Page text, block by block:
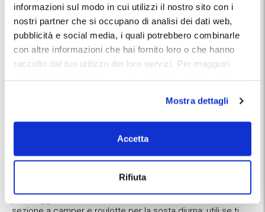
informazioni sul modo in cui utilizzi il nostro sito con i
nostri partner che si occupano di analisi dei dati web,
pubblicità e social media, i quali potrebbero combinarle
con altre informazioni che hai fornito loro o che hanno
raccolto dal tuo utilizzo dei loro servizi. Per maggiori
Mostra dettagli
Accetta
Rifiuta
parcheggi di Bari e prenotare il posto in anticipo.
Salento in camper: le tappe e dove
sostare
giugno a settembre la richiesta di sosta supera l'offerta nei
Il centro barocco si visita solo a piedi. Le aree attrezzate
per camper si trovano quasi tutte fuori città, nella fascia dei
15-20 minuti d'auto, spesso con navetta verso il centro